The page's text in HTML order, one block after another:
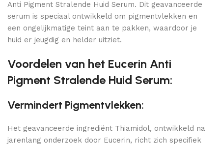
Anti Pigment Stralende Huid Serum. Dit geavanceerde
serum is speciaal ontwikkeld om pigmentvlekken en
een ongelijkmatige teint aan te pakken, waardoor je
huid er jeugdig en helder uitziet.
Voordelen van het Eucerin Anti
Pigment Stralende Huid Serum:
Vermindert Pigmentvlekken:
Het geavanceerde ingrediënt Thiamidol, ontwikkeld na
jarenlang onderzoek door Eucerin, richt zich specifiek